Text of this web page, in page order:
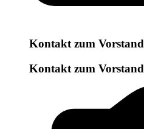
Kontakt zum Vorstand
Kontakt zum Vorstand